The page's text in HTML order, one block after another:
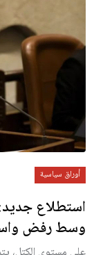
أوراق سياسية
استطلاع جديد:
وسط رفض واسع